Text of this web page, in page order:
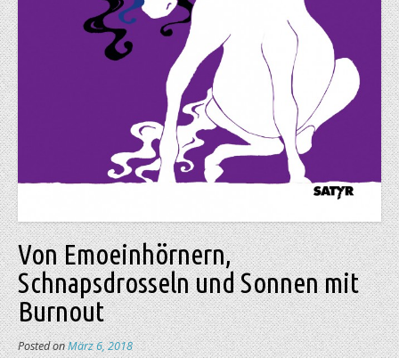
Von Emoeinhörnern,
Schnapsdrosseln und Sonnen mit
Burnout
Posted onMärz 6, 2018